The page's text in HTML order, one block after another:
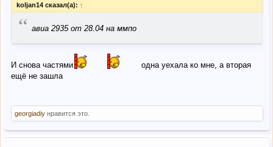
koljan14 сказал(а): ↑
“ авиа 2935 от 28.04 на ммпо
И снова частями
одна уехала ко мне, а вторая
ещё не зашла
georgiadiy нравится это.